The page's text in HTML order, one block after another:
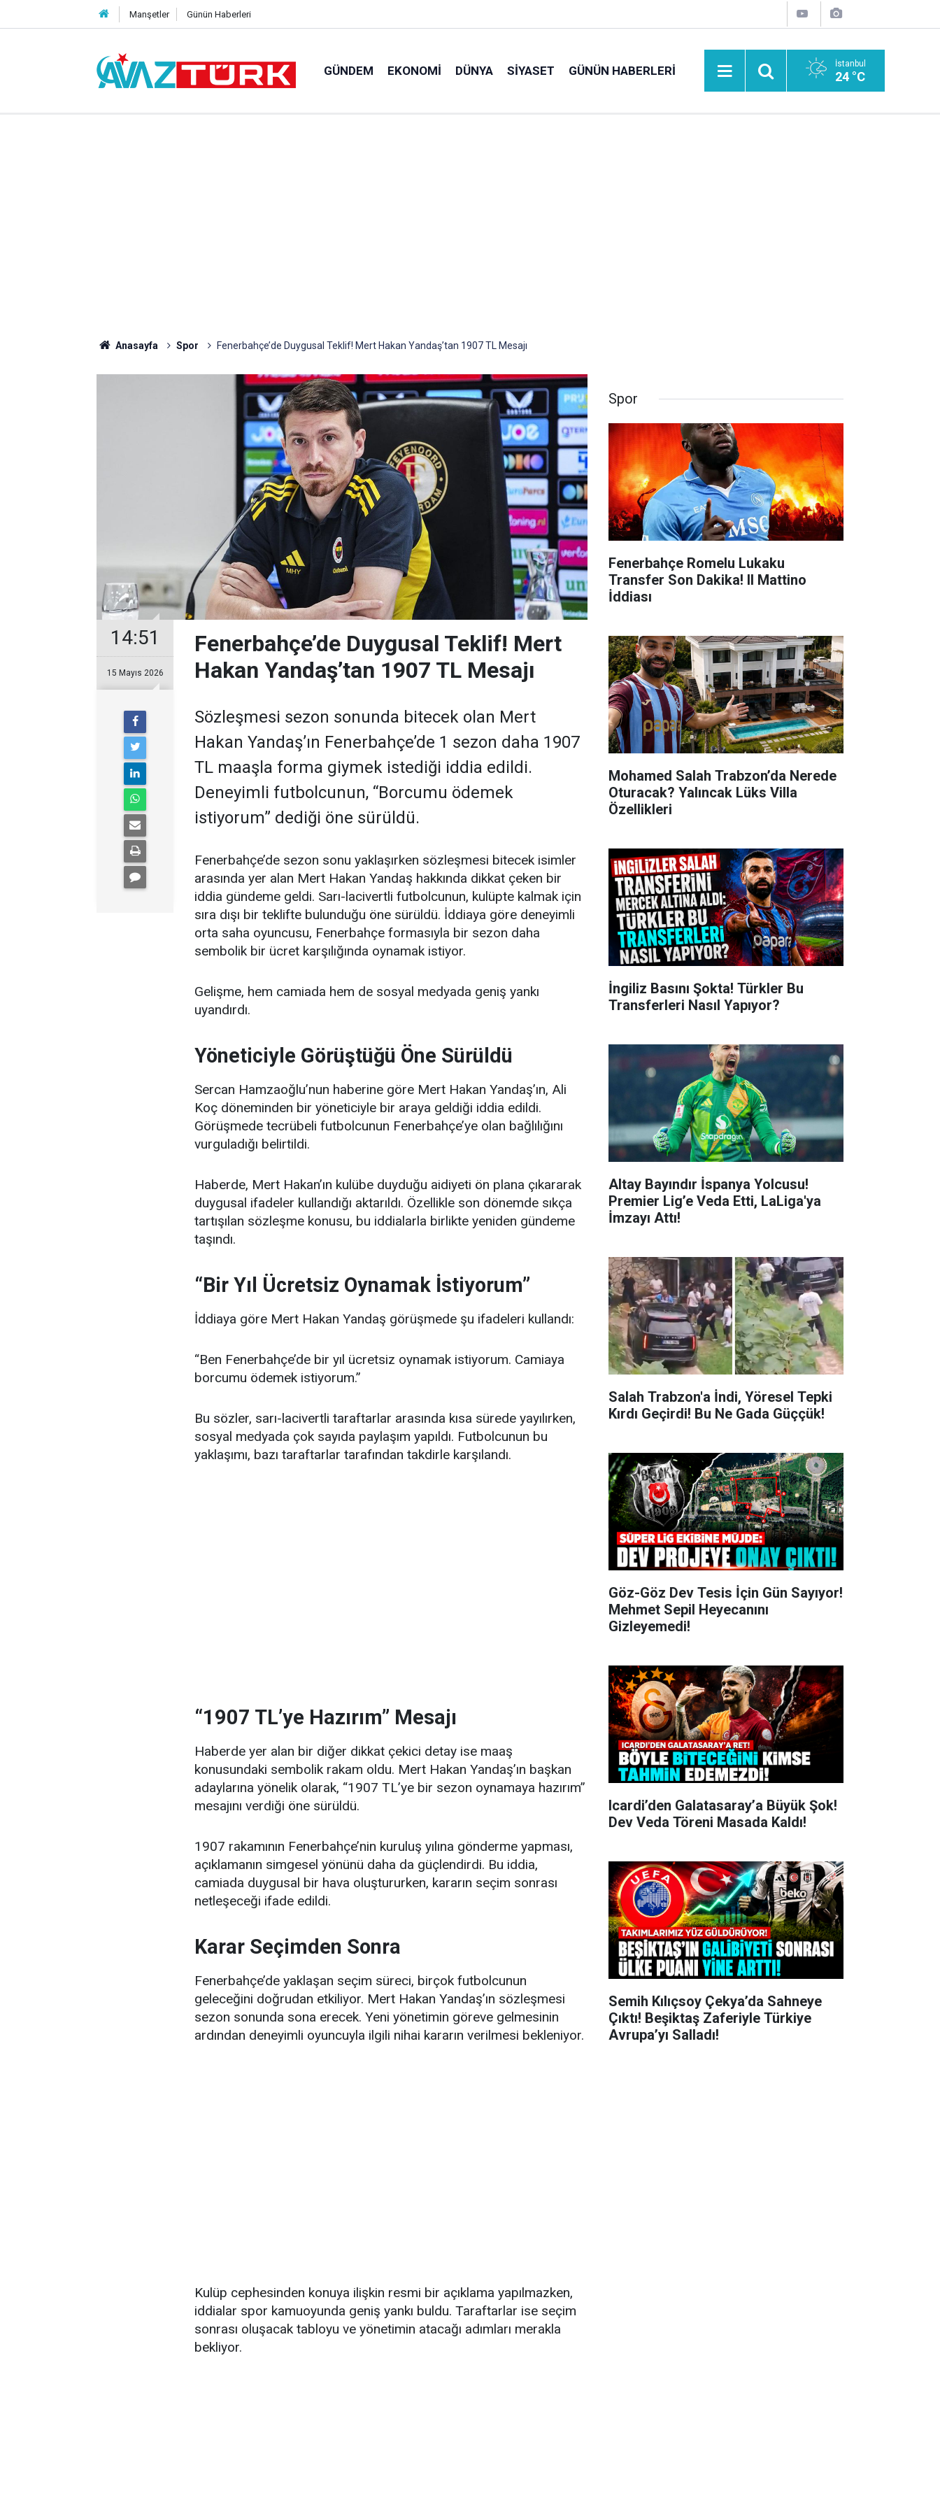
Manşetler Günün Haberleri
GÜNDEM EKONOMI DÜNYA SIYASET GÜNÜN HABERLERI İstanbul
24 °C
Anasayfa Spor Fenerbahçe’de Duygusal Teklif! Mert Hakan Yandaş’tan 1907 TL Mesajı
14:51
15 Mayıs 2026
Fenerbahçe’de Duygusal Teklif! Mert
Hakan Yandaş’tan 1907 TL Mesajı
Sözleşmesi sezon sonunda bitecek olan Mert
Hakan Yandaş’ın Fenerbahçe’de 1 sezon daha 1907
TL maaşla forma giymek istediği iddia edildi.
Deneyimli futbolcunun, “Borcumu ödemek
istiyorum” dediği öne sürüldü.
Fenerbahçe’de sezon sonu yaklaşırken sözleşmesi bitecek isimler
arasında yer alan Mert Hakan Yandaş hakkında dikkat çeken bir
iddia gündeme geldi. Sarı-lacivertli futbolcunun, kulüpte kalmak için
sıra dışı bir teklifte bulunduğu öne sürüldü. İddiaya göre deneyimli
orta saha oyuncusu, Fenerbahçe formasıyla bir sezon daha
sembolik bir ücret karşılığında oynamak istiyor.
Gelişme, hem camiada hem de sosyal medyada geniş yankı
uyandırdı.
Yöneticiyle Görüştüğü Öne Sürüldü
Sercan Hamzaoğlu’nun haberine göre Mert Hakan Yandaş’ın, Ali
Koç döneminden bir yöneticiyle bir araya geldiği iddia edildi.
Görüşmede tecrübeli futbolcunun Fenerbahçe’ye olan bağlılığını
vurguladığı belirtildi.
Haberde, Mert Hakan’ın kulübe duyduğu aidiyeti ön plana çıkararak
duygusal ifadeler kullandığı aktarıldı. Özellikle son dönemde sıkça
tartışılan sözleşme konusu, bu iddialarla birlikte yeniden gündeme
taşındı.
“Bir Yıl Ücretsiz Oynamak İstiyorum”
İddiaya göre Mert Hakan Yandaş görüşmede şu ifadeleri kullandı:
“Ben Fenerbahçe’de bir yıl ücretsiz oynamak istiyorum. Camiaya
borcumu ödemek istiyorum.”
Bu sözler, sarı-lacivertli taraftarlar arasında kısa sürede yayılırken,
sosyal medyada çok sayıda paylaşım yapıldı. Futbolcunun bu
yaklaşımı, bazı taraftarlar tarafından takdirle karşılandı.
“1907 TL’ye Hazırım” Mesajı
Haberde yer alan bir diğer dikkat çekici detay ise maaş
konusundaki sembolik rakam oldu. Mert Hakan Yandaş’ın başkan
adaylarına yönelik olarak, “1907 TL’ye bir sezon oynamaya hazırım”
mesajını verdiği öne sürüldü.
1907 rakamının Fenerbahçe’nin kuruluş yılına gönderme yapması,
açıklamanın simgesel yönünü daha da güçlendirdi. Bu iddia,
camiada duygusal bir hava oluştururken, kararın seçim sonrası
netleşeceği ifade edildi.
Karar Seçimden Sonra
Fenerbahçe’de yaklaşan seçim süreci, birçok futbolcunun
geleceğini doğrudan etkiliyor. Mert Hakan Yandaş’ın sözleşmesi
sezon sonunda sona erecek. Yeni yönetimin göreve gelmesinin
ardından deneyimli oyuncuyla ilgili nihai kararın verilmesi bekleniyor.
Kulüp cephesinden konuya ilişkin resmi bir açıklama yapılmazken,
iddialar spor kamuoyunda geniş yankı buldu. Taraftarlar ise seçim
sonrası oluşacak tabloyu ve yönetimin atacağı adımları merakla
bekliyor.
Spor
Fenerbahçe Romelu Lukaku
Transfer Son Dakika! Il Mattino
İddiası
Mohamed Salah Trabzon’da Nerede
Oturacak? Yalıncak Lüks Villa
Özellikleri
İngiliz Basını Şokta! Türkler Bu
Transferleri Nasıl Yapıyor?
Altay Bayındır İspanya Yolcusu!
Premier Lig’e Veda Etti, LaLiga'ya
İmzayı Attı!
Salah Trabzon'a İndi, Yöresel Tepki
Kırdı Geçirdi! Bu Ne Gada Güççük!
Göz-Göz Dev Tesis İçin Gün Sayıyor!
Mehmet Sepil Heyecanını
Gizleyemedi!
Icardi’den Galatasaray’a Büyük Şok!
Dev Veda Töreni Masada Kaldı!
Semih Kılıçsoy Çekya’da Sahneye
Çıktı! Beşiktaş Zaferiyle Türkiye
Avrupa’yı Salladı!